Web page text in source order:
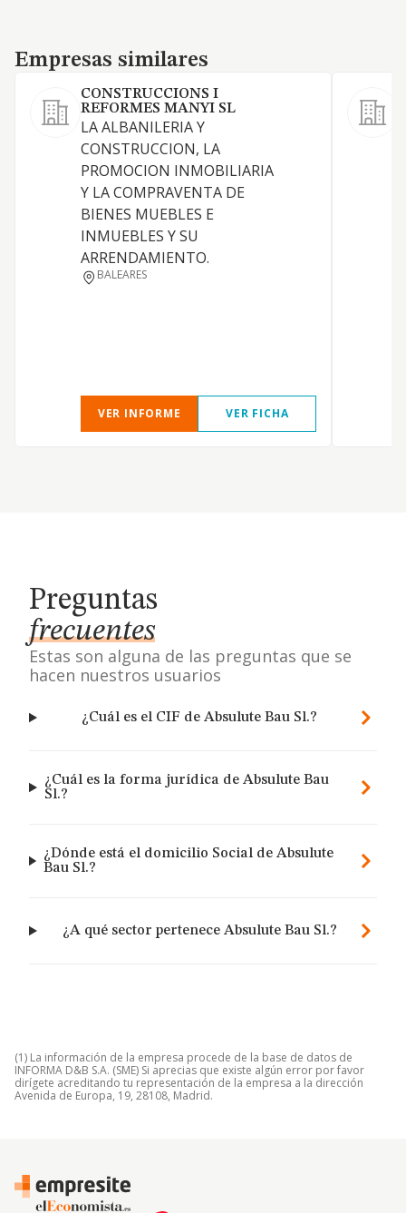
Empresas similares
Empresas similares
CONSTRUCCIONS I
REFORMES MANYI SL
LA ALBANILERIA Y
CONSTRUCCION, LA
PROMOCION INMOBILIARIA
Y LA COMPRAVENTA DE
BIENES MUEBLES E
INMUEBLES Y SU
ARRENDAMIENTO.
BALEARES
VER INFORME VER FICHA
Preguntas
frecuentes
Estas son alguna de las preguntas que se
hacen nuestros usuarios
¿Cuál es el CIF de Absulute Bau Sl.?
¿Cuál es la forma jurídica de Absulute Bau
Sl.?
¿Dónde está el domicilio Social de Absulute
Bau Sl.?
¿A qué sector pertenece Absulute Bau Sl.?
(1) La información de la empresa procede de la base de datos de
INFORMA D&B S.A. (SME) Si aprecias que existe algún error por favor
dirígete acreditando tu representación de la empresa a la dirección
Avenida de Europa, 19, 28108, Madrid.